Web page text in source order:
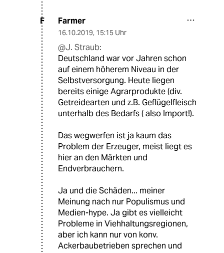
F Farmer
16.10.2019, 15:15 Uhr
@J. Straub:
Deutschland war vor Jahren schon
auf einem höherem Niveau in der
Selbstversorgung. Heute liegen
bereits einige Agrarprodukte (div.
Getreidearten und z.B. Geflügelfleisch
unterhalb des Bedarfs ( also Import!).
Das wegwerfen ist ja kaum das
Problem der Erzeuger, meist liegt es
hier an den Märkten und
Endverbrauchern.
Ja und die Schäden... meiner
Meinung nach nur Populismus und
Medien-hype. Ja gibt es vielleicht
Probleme in Viehhaltungsregionen,
aber ich kann nur von konv.
Ackerbaubetrieben sprechen und